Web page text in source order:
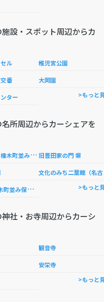
設・スポット周辺からカ
ル 稚児宮公園
番 大岡園
ター >もっと
所周辺からカーシェアを
白
壁・主税・橦木町並み保存地区 旧豊田家の門 塀
化
白
壁 主税 橦木町並み保存地区 >もっと
社・お寺周辺からカーシ
観音寺
安栄寺
>もっと